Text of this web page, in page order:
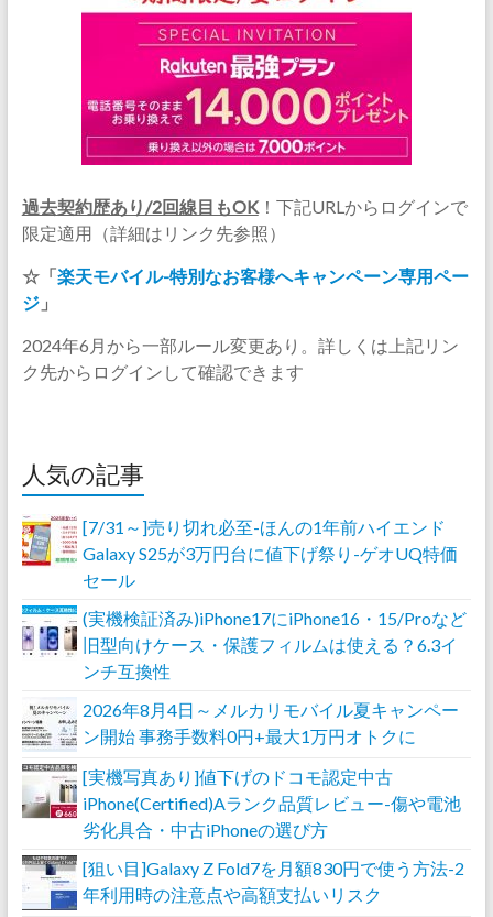
過去契約歴あり/2回線目もOK！下記URLからログインで
限定適用（詳細はリンク先参照）
☆「楽天モバイル-特別なお客様へキャンペーン専用ペー
ジ」
2024年6月から一部ルール変更あり。詳しくは上記リン
ク先からログインして確認できます
人気の記事
[7/31～]売り切れ必至-ほんの1年前ハイエンド
Galaxy S25が3万円台に値下げ祭り-ゲオUQ特価
セール
(実機検証済み)iPhone17にiPhone16・15/Proなど
旧型向けケース・保護フィルムは使える？6.3イ
ンチ互換性
2026年8月4日～メルカリモバイル夏キャンペー
ン開始 事務手数料0円+最大1万円オトクに
[実機写真あり]値下げのドコモ認定中古
iPhone(Certified)Aランク品質レビュー-傷や電池
劣化具合・中古iPhoneの選び方
[狙い目]Galaxy Z Fold7を月額830円で使う方法-2
年利用時の注意点や高額支払いリスク